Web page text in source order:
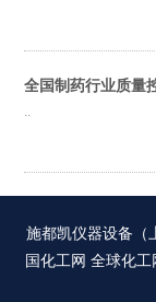
全国制药行业质量
..
施都凯仪器设备（
国化工网 全球化工